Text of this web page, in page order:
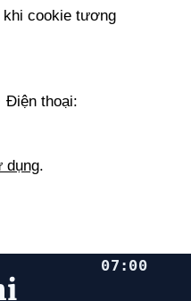
cookie tương
Điện thoại:
dụng.
07:00